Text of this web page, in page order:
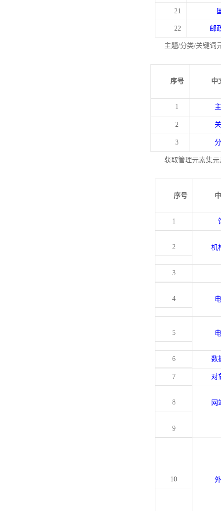
21
22 邮
主题/分类/关键词
序号 中
1
2
3
获取管理元素集
序号
1
2 机
3
4
5
6 数
7 对
8 网
9
10